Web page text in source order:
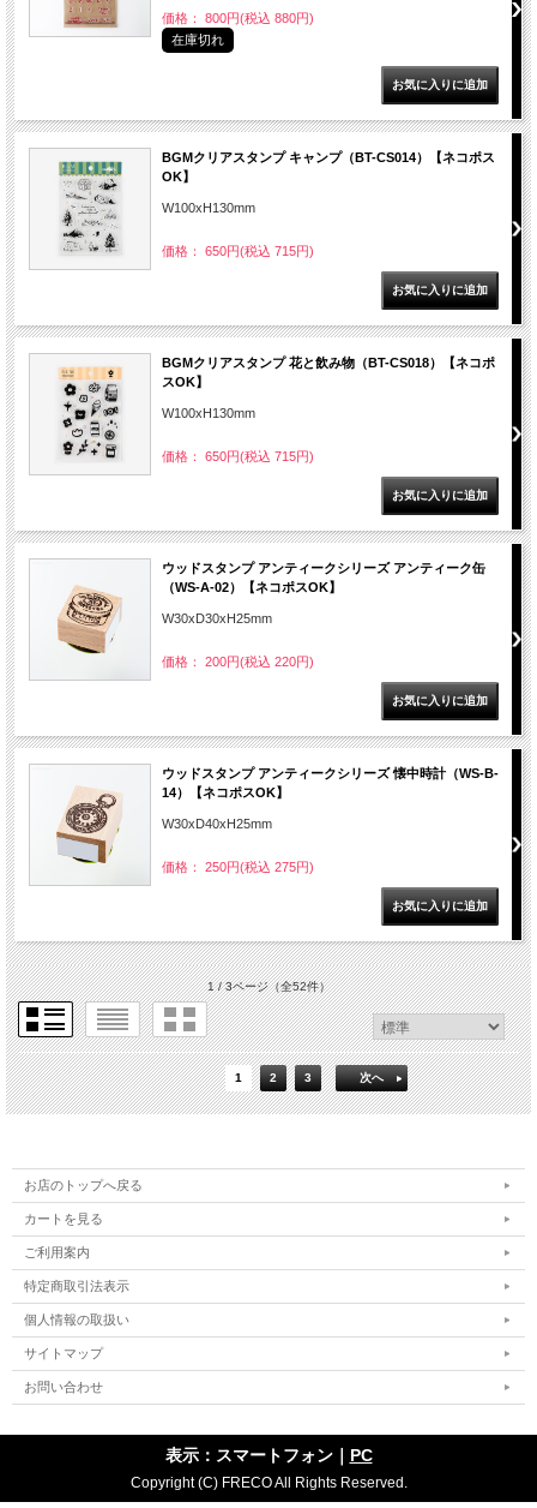
価格： 800円(税込 880円)
在庫切れ
BGMクリアスタンプ キャンプ（BT-CS014）【ネコポス
OK】
W100xH130mm
価格： 650円(税込 715円)
BGMクリアスタンプ 花と飲み物（BT-CS018）【ネコポ
スOK】
W100xH130mm
価格： 650円(税込 715円)
ウッドスタンプ アンティークシリーズ アンティーク缶
（WS-A-02）【ネコポスOK】
W30xD30xH25mm
価格： 200円(税込 220円)
ウッドスタンプ アンティークシリーズ 懐中時計（WS-B-
14）【ネコポスOK】
W30xD40xH25mm
価格： 250円(税込 275円)
1 / 3ページ（全52件）
1 2 3 次へ
お店のトップへ戻る
カートを見る
ご利用案内
特定商取引法表示
個人情報の取扱い
サイトマップ
お問い合わせ
表示：スマートフォン｜ PC
Copyright (C) FRECO All Rights Reserved.